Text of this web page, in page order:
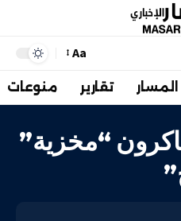
Aa
المسار تقارير منوعات
“مخزية”